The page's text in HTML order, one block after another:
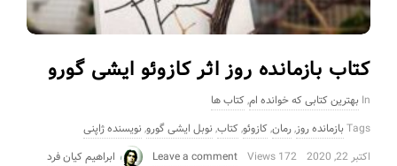
کتاب بازمانده روز اثر کازوئو ایشی گورو
In بهترین کتابی که خوانده ام, کتاب ها
Tagsبازمانده روز,رمان, کازوئو, کتاب,نوبل ایشی گورو,نویسنده ژاپنی
اکتبر 22, 2020
172 Views
Leave a comment ابراهیم کیان فرد